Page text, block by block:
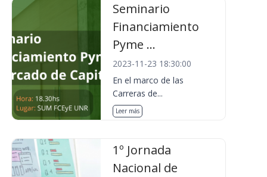
Seminario
Financiamiento
Pyme ...
2023-11-23 18:30:00
En el marco de las
Carreras de...
Leer más
1º Jornada
Nacional de